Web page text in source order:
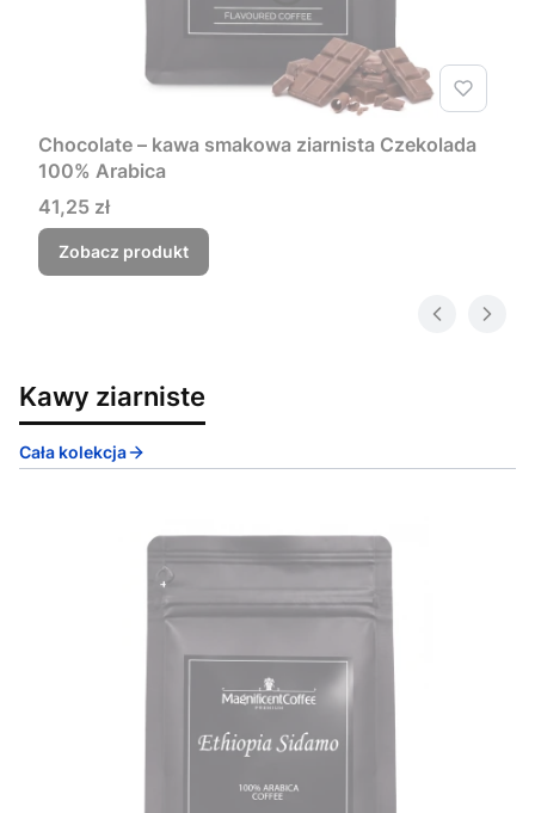
Chocolate – kawa smakowa ziarnista Czekolada
100% Arabica
Cena
41,25 zł
Zobacz produkt
Kawy ziarniste
Cała kolekcja